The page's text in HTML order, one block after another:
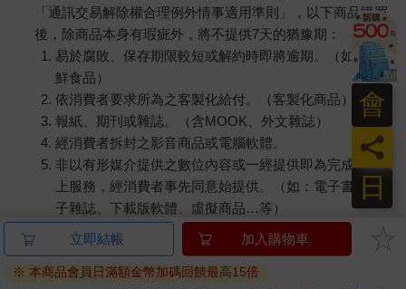
「通訊交易解除權合理例外情事適用準則」，以下商品購買
後，除商品本身有瑕疵外，將不提供7天的猶豫期：
易於腐敗、保存期限較短或解約時即將逾期。（如：生
鮮食品）
依消費者要求所為之客製化給付。（客製化商品）
報紙、期刊或雜誌。（含MOOK、外文雜誌）
經消費者拆封之影音商品或電腦軟體。
非以有形媒介提供之數位內容或一經提供即為完成之線
上服務，經消費者事先同意始提供。（如：電子書、電
子雜誌、下載版軟體、虛擬商品…等）
已拆封之個人衛生用品。（如：內衣褲、刮鬍刀、除毛
若非上列種類商品，均享有到貨7天的猶豫期（含例假
立即結帳 加入購物車
※ 本商品會員日滿額金幣加碼回饋最高15倍
日
員
會